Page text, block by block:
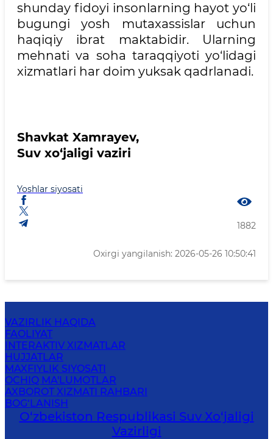
shunday fidoyi insonlarning hayot yo‘li
bugungi yosh mutaxassislar uchun
haqiqiy ibrat maktabidir. Ularning
mehnati va soha taraqqiyoti yo‘lidagi
xizmatlari har doim yuksak qadrlanadi.
Shavkat Xamrayev,
Suv xo‘jaligi vaziri
Yoshlar siyosati
1882
Oxirgi yangilanish: 2026-05-26 10:50:41
VAZIRLIK HAQIDA
FAOLIYAT
INTERAKTIV XIZMATLAR
HUJJATLAR
MAXFIYLIK SIYOSATI
OCHIQ MA'LUMOTLAR
AXBOROT XIZMATI RAHBARI
BOG‘LANISH
O‘zbekiston Respublikasi Suv Хo‘jaligi
Vazirligi